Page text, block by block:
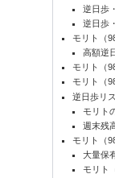
逆日歩
逆日歩
モリト（
高額逆
モリト（
モリト（
逆日歩リ
モリト
週末残
モリト（
大量保
モリト